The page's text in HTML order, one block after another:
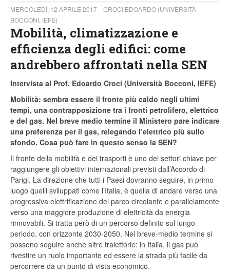
MERCOLEDÌ, 12 APRILE 2017
CROCI EDOARDO (UNIVERSITÀ
BOCCONI, IEFE)
Mobilità, climatizzazione e
efficienza degli edifici: come
andrebbero affrontati nella SEN
Intervista al Prof. Edoardo Croci (Università Bocconi, IEFE)
Mobilità: sembra essere il fronte più caldo negli ultimi
tempi, una contrapposizione tra i fronti petrolifero, elettrico
e del gas. Nel breve medio termine il Ministero pare indicare
una preferenza per il gas, relegando l’elettrico più sullo
sfondo. Cosa può fare in questo senso la SEN?
Il fronte della mobilità e dei trasporti è uno dei settori chiave per
raggiungere gli obiettivi internazionali previsti dall’Accordo di
Parigi. La direzione che tutti i Paesi dovranno seguire, in primo
luogo quelli sviluppati come l’Italia, è quella di andare verso una
progressiva elettrificazione del parco circolante e parallelamente
verso una maggiore produzione di elettricità da energia
rinnovabili. Si tratta però di un percorso definito sul lungo
periodo, con orizzonte 2030-2050. Nel breve-medio termine si
possono seguire anche altre traiettorie: in Italia, il gas può
rivestire un ruolo importante ed essere la strada più facile da
percorrere da un punto di vista economico.